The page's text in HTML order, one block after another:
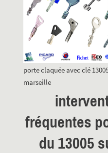
porte claquée avec clé
marseille
fréquentes
du 13005